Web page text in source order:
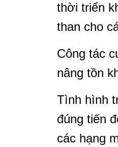
thời triển
than cho
Công tác
nâng tồn
Tình hình
đúng tiến
các hạng